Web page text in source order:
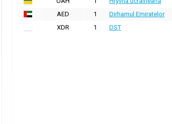
AED
1 Dirhamul Emiratelor
XDR
1 DST